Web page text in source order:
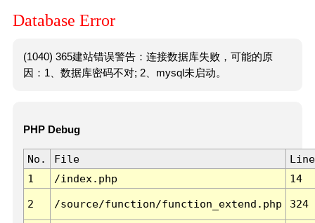
Database Error
(1040) 365建站错误警告：连接数据库失败，可能的原
因：1、数据库密码不对; 2、mysql未启动。
PHP Debug
No. File
Line
1
/index.php 14
2 /source/function/function_extend.php 324